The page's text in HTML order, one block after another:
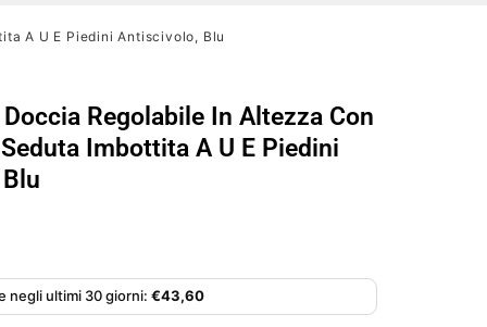
A U E Piedini Antiscivolo, Blu
Regolabile In Altezza Con
Imbottita A U E Piedini
negli ultimi 30 giorni: €43,60